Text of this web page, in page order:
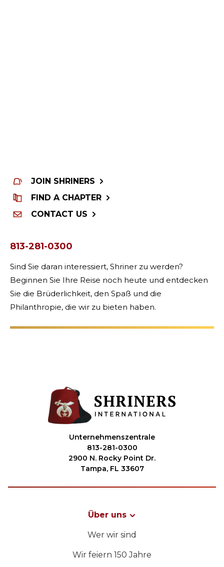
JOIN SHRINERS
FIND A CHAPTER
CONTACT US
813-281-0300
Sind Sie daran interessiert, Shriner zu werden?
Beginnen Sie Ihre Reise noch heute und entdecken
Sie die Brüderlichkeit, den Spaß und die
Philanthropie, die wir zu bieten haben.
Unternehmenszentrale
813-281-0300
2900 N. Rocky Point Dr.
Tampa, FL 33607
Über uns
Wer wir sind
Wir feiern 150 Jahre